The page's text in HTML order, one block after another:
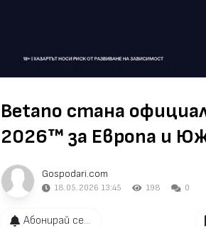
Betano стана
2026™ за Европа и
Gospodari.com
18.05.2026 13:45 198 0
Абонирай се...